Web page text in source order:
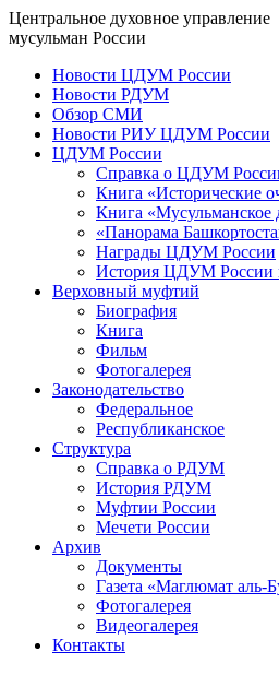
Центральное духовное управление
мусульман России
Новости ЦДУМ России
Новости РДУМ
Обзор СМИ
Новости РИУ ЦДУМ России
ЦДУМ России
Справка о ЦДУМ
Книга «Исторические
Книга «Мусульманское
«Панорама
Награды ЦДУМ России
История ЦДУМ России
Верховный муфтий
Биография
Книга
Фильм
Фотогалерея
Законодательство
Федеральное
Республиканское
Структура
Справка о РДУМ
История РДУМ
Муфтии России
Мечети России
Архив
Документы
Газета «Маглюмат аль-
Фотогалерея
Видеогалерея
Контакты